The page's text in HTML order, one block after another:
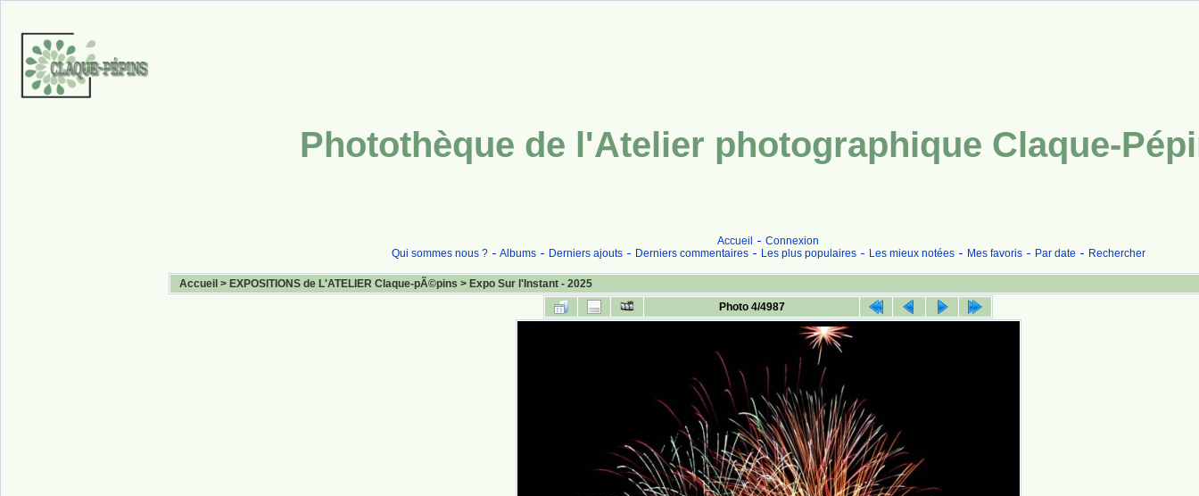
Photothèque de l'Atelier photographique Claque-
Accueil
Connexion
Qui sommes nous ?
Albums Derniers ajouts Derniers commentaires Les plus populaires Les mieux notées Mes favoris Par date Rechercher
Accueil > EXPOSITIONS de L'ATELIER Claque-pÃ©pins > Expo Sur l'Instant - 2025
Photo 4/4987